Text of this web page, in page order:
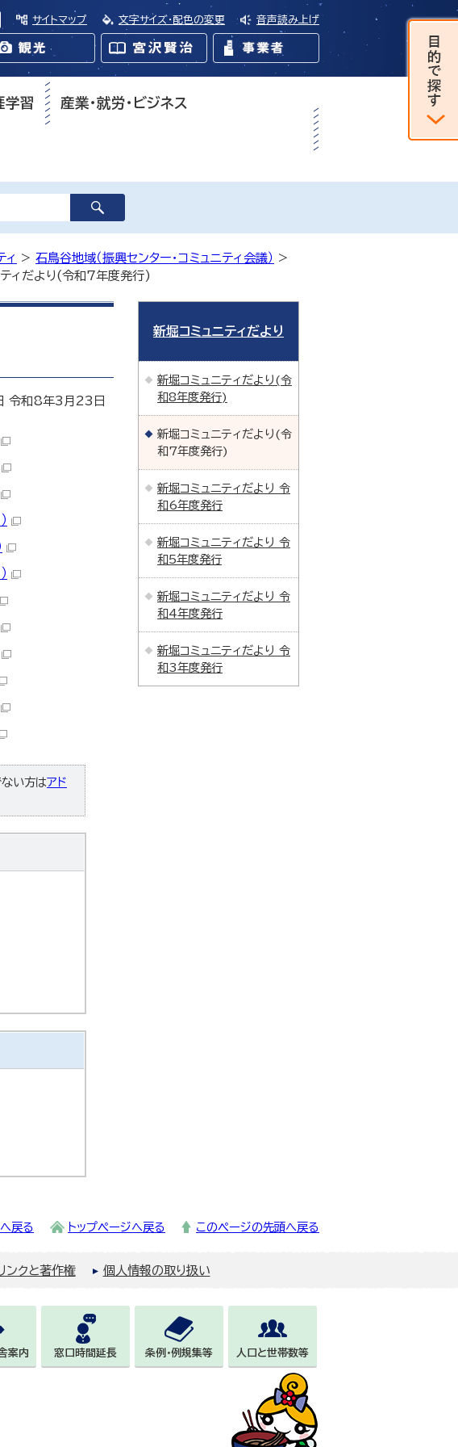
サイトマップ 文字サイズ・配色の変更 音声読み上げ
学習 産業・就労・ビジネス
ィ > 石鳥谷地域（振興センター・コミュニティ会議） >
ィだより(令和7年度発行)
令和8年3月23日
ない方はアド
新堀コミュニティだより
新堀コミュニティだより(令
和8年度発行)
新堀コミュニティだより(令
和7年度発行)
新堀コミュニティだより 令
和6年度発行
新堀コミュニティだより 令
和5年度発行
新堀コミュニティだより 令
和4年度発行
新堀コミュニティだより 令
和3年度発行
戻る トップページへ戻る このページの先頭へ戻る
ンクと著作権 個人情報の取り扱い
案内 窓口時間延長 条例・例規集等 人口と世帯数等